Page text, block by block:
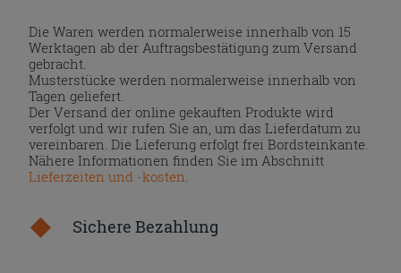
Die Waren werden normalerweise innerhalb von 15
Werktagen ab der Auftragsbestätigung zum Versand
gebracht.
Musterstücke werden normalerweise innerhalb von
Tagen geliefert.
Der Versand der online gekauften Produkte wird
verfolgt und wir rufen Sie an, um das Lieferdatum zu
vereinbaren. Die Lieferung erfolgt frei Bordsteinkante.
Nähere Informationen finden Sie im Abschnitt
Lieferzeiten und -kosten
Sichere Bezahlung